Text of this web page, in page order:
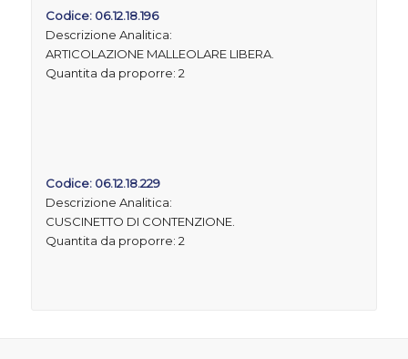
Codice: 06.12.18.196
Descrizione Analitica:
ARTICOLAZIONE MALLEOLARE LIBERA.
Quantita da proporre: 2
Codice: 06.12.18.229
Descrizione Analitica:
CUSCINETTO DI CONTENZIONE.
Quantita da proporre: 2